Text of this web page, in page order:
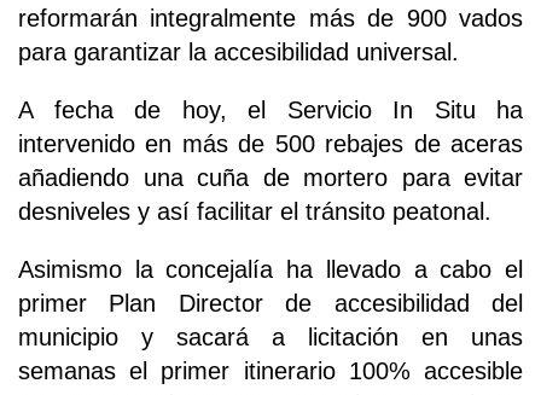
reformarán integralmente más de 900 vados
para garantizar la accesibilidad universal.
A fecha de hoy, el Servicio In Situ ha
intervenido en más de 500 rebajes de aceras
añadiendo una cuña de mortero para evitar
desniveles y así facilitar el tránsito peatonal.
Asimismo la concejalía ha llevado a cabo el
primer Plan Director de accesibilidad del
municipio y sacará a licitación en unas
semanas el primer itinerario 100% accesible